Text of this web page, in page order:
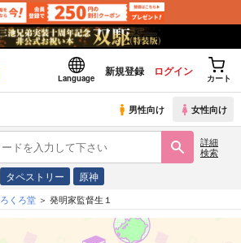
Language
新規登録 ログイン
カート
男性向け 女性向け
詳細
検索
タペストリー 原神
ろくろ堂 発明家監督生１